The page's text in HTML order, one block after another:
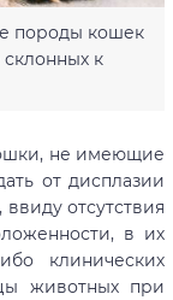
породы кошек
к
не имеющие
от дисплазии
отсутствия
в их
клинических
животных при